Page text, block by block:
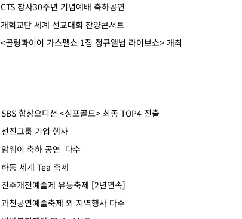
CTS 창사30주년 기념예배 축하공연
개혁교단 세계 선교대회 찬양콘서트
<콜링콰이어 가스펠쇼 1집 정규앨범 라이브쇼> 개최
SBS 합창오디션 <싱포골드> 최종 TOP4 진출
선진그룹 기업 행사
암웨이 축하 공연 다수
하동 세계 Tea 축제
진주개천예술제 유등축제 [2년연속]
과천공연예술축제 외 지역행사 다수